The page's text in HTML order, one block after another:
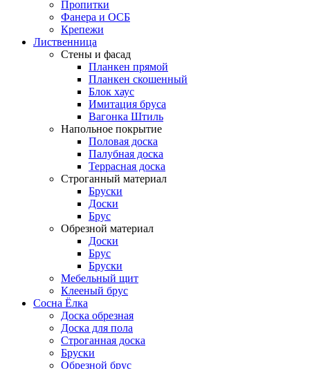
Пропитки
Фанера и ОСБ
Крепежи
Лиственница
Стены и фасад
Планкен прямой
Планкен скошенный
Блок хаус
Имитация бруса
Вагонка Штиль
Напольное покрытие
Половая доска
Палубная доска
Террасная доска
Строганный материал
Бруски
Доски
Брус
Обрезной материал
Доски
Брус
Бруски
Мебельный щит
Клееный брус
Сосна Ёлка
Доска обрезная
Доска для пола
Строганная доска
Бруски
Обрезной брус